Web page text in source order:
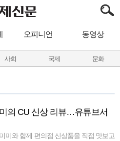
오피니언 동영상
사회 국제 문화
의 CU 신상 리뷰…유튜브서
미와 함께 편의점 신상품을 직접 맛보고